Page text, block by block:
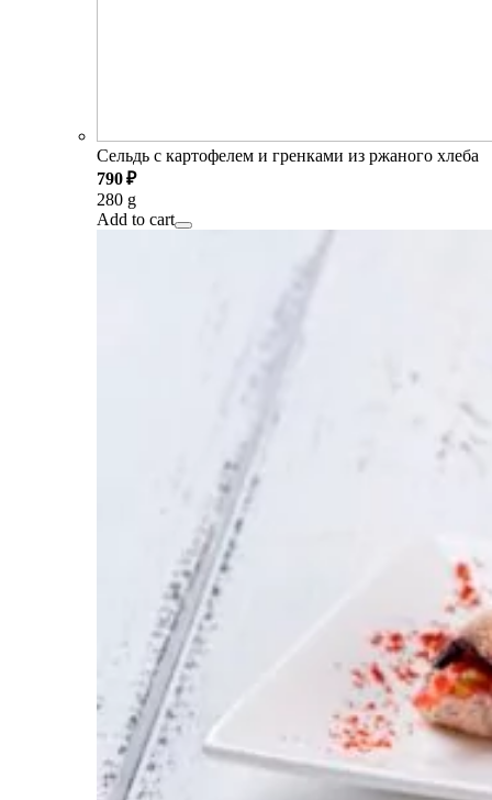
Сельдь с картофелем и гренками из ржаного хлеба
790 ₽
280 g
Add to cart